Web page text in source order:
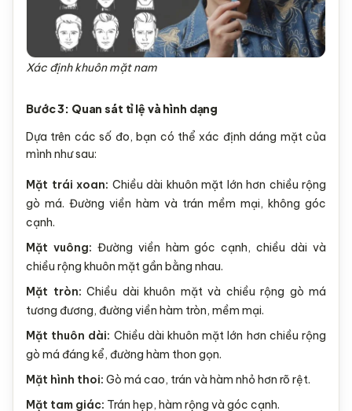
Xác định khuôn mặt nam
Bước 3: Quan sát tỉ lệ và hình dạng
Dựa trên các số đo, bạn có thể xác định dáng mặt của
mình như sau:
Mặt trái xoan: Chiều dài khuôn mặt lớn hơn chiều rộng
gò má. Đường viền hàm và trán mềm mại, không góc
cạnh.
Mặt vuông: Đường viền hàm góc cạnh, chiều dài và
chiều rộng khuôn mặt gần bằng nhau.
Mặt tròn: Chiều dài khuôn mặt và chiều rộng gò má
tương đương, đường viền hàm tròn, mềm mại.
Mặt thuôn dài: Chiều dài khuôn mặt lớn hơn chiều rộng
gò má đáng kể, đường hàm thon gọn.
Mặt hình thoi: Gò má cao, trán và hàm nhỏ hơn rõ rệt.
Mặt tam giác: Trán hẹp, hàm rộng và góc cạnh.